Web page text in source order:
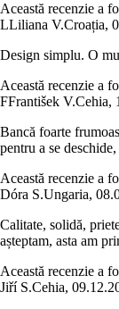
Această recenzie a
LLiliana V.Croația,
Design simplu. O
Această recenzie a
FFrantišek V.Cehia,
Bancă foarte
pentru a se
Această recenzie a
Dóra S.Ungaria,
Calitate, solidă,
așteptam, asta am
Această recenzie a
Jiří S.Cehia,